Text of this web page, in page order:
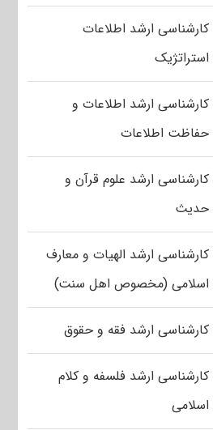
کارشناسی ارشد اطلاعات
استراتژیک
کارشناسی ارشد اطلاعات و
حفاظت اطلاعات
کارشناسی ارشد علوم قرآن و
حدیث
کارشناسی ارشد الهیات و معارف
اسلامی (مخصوص اهل سنت)
کارشناسی ارشد فقه و حقوق
کارشناسی ارشد فلسفه و کلام
اسلامی